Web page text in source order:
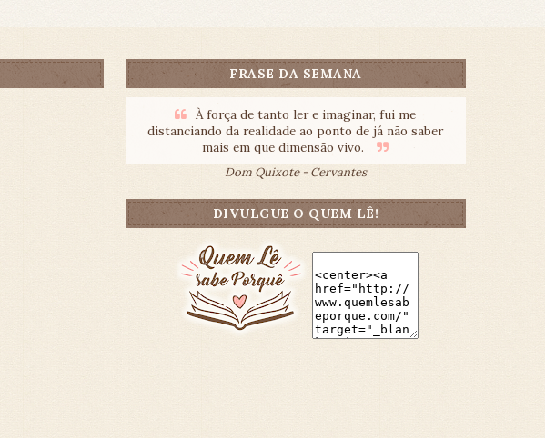
FRASE DA SEMANA
À força de tanto ler e imaginar, fui me
distanciando da realidade ao ponto de já não saber
mais em que dimensão vivo.
Dom Quixote - Cervantes
DIVULGUE O QUEM LÊ!